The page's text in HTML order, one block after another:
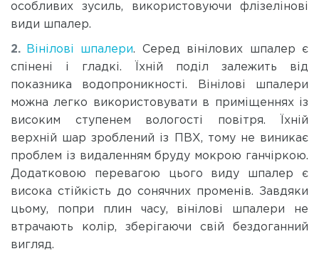
особливих зусиль, використовуючи флізелінові
види шпалер.
Вінілові шпалери. Серед вінілових шпалер є
спінені і гладкі. Їхній поділ залежить від
показника водопроникності. Вінілові шпалери
можна легко використовувати в приміщеннях із
високим ступенем вологості повітря. Їхній
верхній шар зроблений із ПВХ, тому не виникає
проблем із видаленням бруду мокрою ганчіркою.
Додатковою перевагою цього виду шпалер є
висока стійкість до сонячних променів. Завдяки
цьому, попри плин часу, вінілові шпалери не
втрачають колір, зберігаючи свій бездоганний
вигляд.